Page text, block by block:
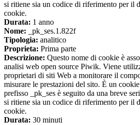
si ritiene sia un codice di riferimento per il
cookie.
Durata: 1 anno
Nome: _pk_ses.1.822f
Tipologia: analitico
Proprieta: Prima parte
Descrizione: Questo nome di cookie è
analisi web open source Piwik. Viene
proprietari di siti Web a monitorare il
misurare le prestazioni del sito. È un
prefisso _pk_ses è seguito da una breve
si ritiene sia un codice di riferimento per il
cookie.
Durata: 30 minuti